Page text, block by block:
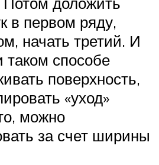
в первом ряду,
начать третий. И
таком способе
поверхность,
«уход»
можно
за счет ширины